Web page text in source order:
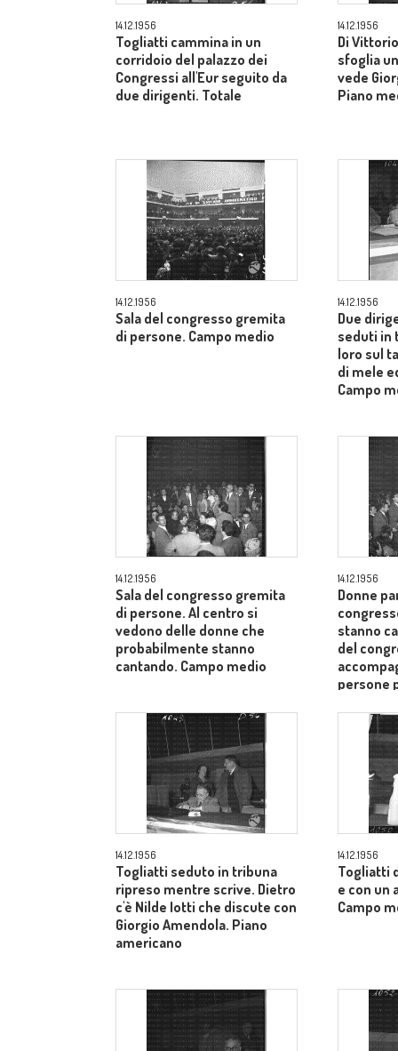
14.12.1956
Togliatti cammina in un
corridoio del palazzo dei
Congressi all'Eur seguito da
due dirigenti. Totale
14.12.1956
Di
sfoglia
vede
Piano
14.12.1956
Sala del congresso gremita
di persone. Campo medio
14.12.1956
Due
seduti in
loro sul
di mele
Campo
14.12.1956
Sala del congresso gremita
di persone. Al centro si
vedono delle donne che
probabilmente stanno
cantando. Campo medio
14.12.1956
Donne
stanno
del
persone
14.12.1956
Togliatti seduto in tribuna
ripreso mentre scrive. Dietro
c'è Nilde Iotti che discute con
Giorgio Amendola. Piano
americano
14.12.1956
Togliatti
e con un
Campo